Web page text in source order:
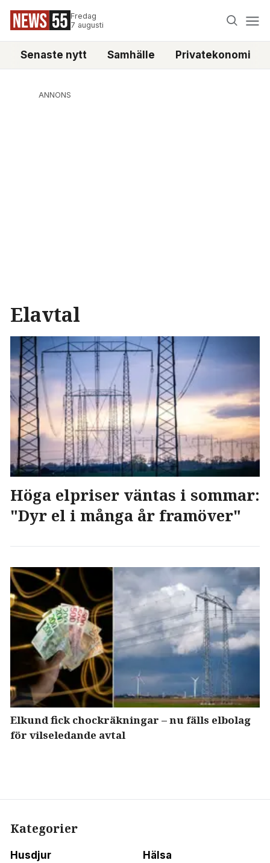
Fredag
7 augusti
Senaste nytt Samhälle Privatekonomi
ANNONS
Elavtal
Höga elpriser väntas i sommar:
"Dyr el i många år framöver"
Elkund fick chockräkningar – nu fälls elbolag
för vilseledande avtal
Kategorier
Husdjur Hälsa